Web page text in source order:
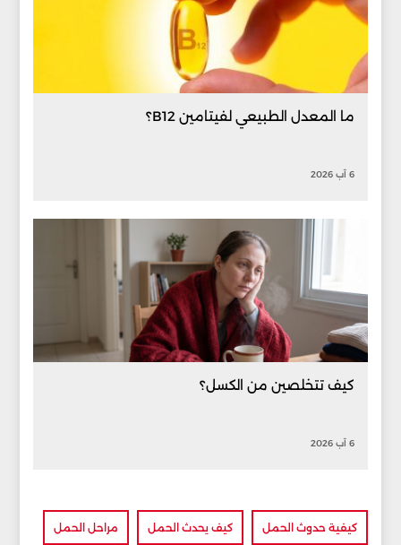
ما المعدل الطبيعي لفيتامين B12؟
6 آب 2026
كيف تتخلصين من الكسل؟
6 آب 2026
كيفية حدوث الحمل كيف يحدث الحمل مراحل الحمل